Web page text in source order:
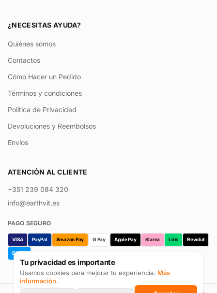
Tu privacidad es importante
Usamos cookies para mejorar tu experiencia. Más
información.
¿NECESITAS AYUDA?
Quiénes somos
Contactos
Cómo Hacer un Pedido
Términos y condiciones
Política de Privacidad
Devoluciones y Reembolsos
Envíos
ATENCIÓN AL CLIENTE
+351 239 084 320
info@earthvit.es
PAGO SEGURO
VISA PayPal Amazon Pay G Pay Apple Pay Klarna Link Revolut
Bizum